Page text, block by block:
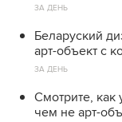
ЗА ДЕНЬ
Беларуский
арт-объект с
ЗА ДЕНЬ
Смотрите,
чем не арт-